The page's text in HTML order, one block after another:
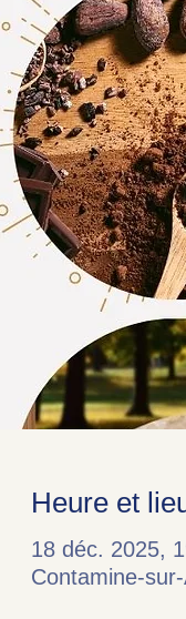
Heure et
18 déc. 2025,
Contamine-